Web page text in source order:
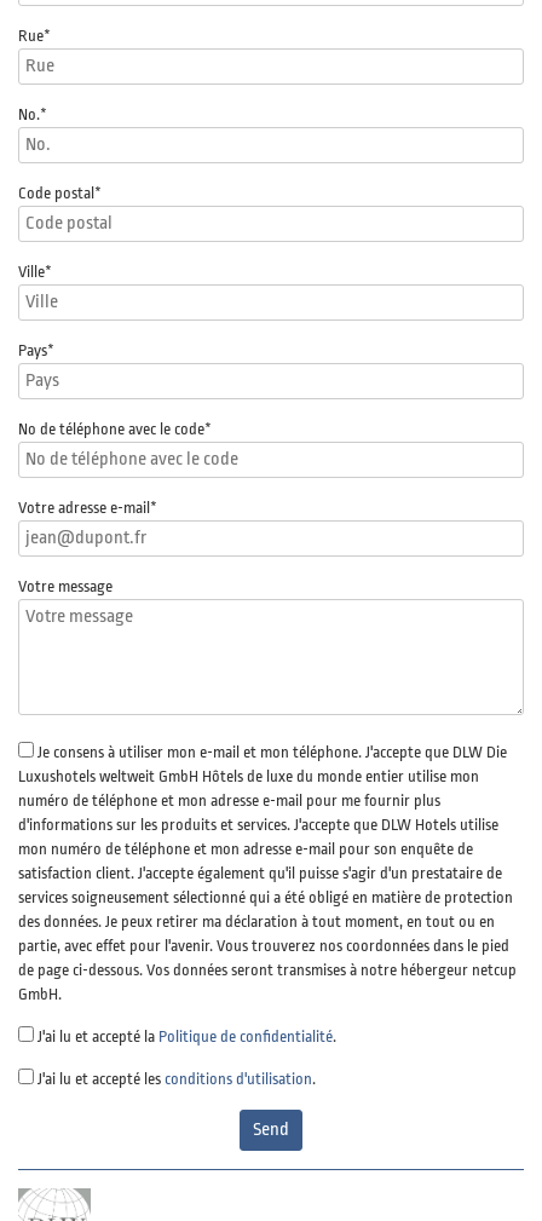
Rue*
No.*
Code postal *
Ville*
Pays*
No de téléphone avec le code*
Votre adresse e-mail *
Votre message
Je consens à utiliser mon e-mail et mon téléphone. J'accepte que DLW Die
Luxushotels weltweit GmbH Hôtels de luxe du monde entier utilise mon
numéro de téléphone et mon adresse e-mail pour me fournir plus
d'informations sur les produits et services. J'accepte que DLW Hotels utilise
mon numéro de téléphone et mon adresse e-mail pour son enquête de
satisfaction client. J'accepte également qu'il puisse s'agir d'un prestataire de
services soigneusement sélectionné qui a été obligé en matière de protection
des données. Je peux retirer ma déclaration à tout moment, en tout ou en
partie, avec effet pour l'avenir. Vous trouverez nos coordonnées dans le pied
de page ci-dessous. Vos données seront transmises à notre hébergeur netcup
GmbH.
J'ai lu et accepté la Politique de confidentialité.
J'ai lu et accepté les conditions d'utilisation.
Send